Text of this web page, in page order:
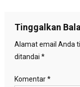
Tinggalkan
Alamat email Anda
ditandai *
Komentar*